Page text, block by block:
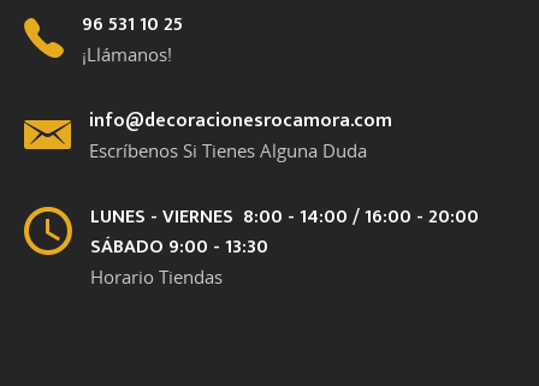
96 531 10 25
¡Llámanos!
info@decoracionesrocamora.com
Escríbenos Si Tienes Alguna Duda
LUNES - VIERNES 8:00 - 14:00 / 16:00 - 20:00
SÁBADO 9:00 - 13:30
Horario Tiendas